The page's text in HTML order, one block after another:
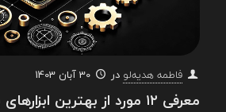
فاطمه هدیه‌لو در 30 آبان 1403
معرفی ۱۲ مورد از بهترین